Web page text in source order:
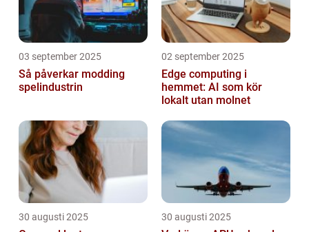
03 september 2025
Så påverkar modding
spelindustrin
02 september 2025
Edge computing i
hemmet: AI som kör
lokalt utan molnet
30 augusti 2025 30 augusti 2025